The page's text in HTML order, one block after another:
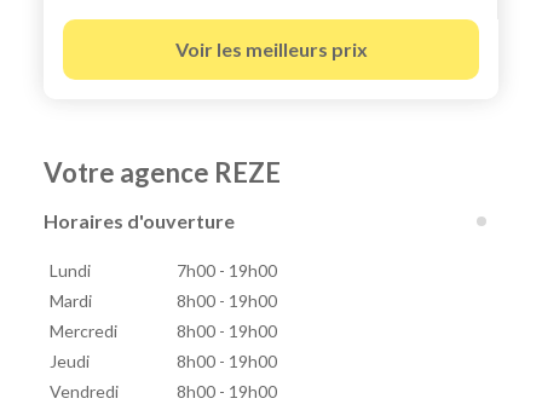
Voir les meilleurs prix
Votre agence REZE
Horaires d'ouverture
Lundi
7h00 - 19h00
Mardi
8h00 - 19h00
Mercredi
8h00 - 19h00
Jeudi
8h00 - 19h00
Vendredi
8h00 - 19h00